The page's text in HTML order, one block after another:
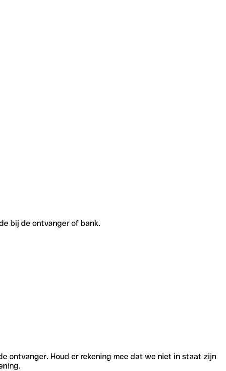
bij de ontvanger of bank.
ontvanger. Houd er rekening mee dat we niet in staat zijn